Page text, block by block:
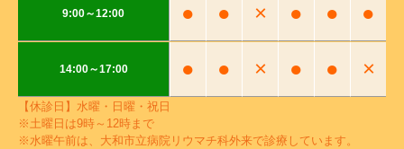
9:00～12:00 ● ● × ● ● ●
14:00～17:00 ● ● × ● ● ×
【休診日】水曜・日曜・祝日
※土曜日は9時～12時まで
※水曜午前は、大和市立病院リウマチ科外来で診療しています。